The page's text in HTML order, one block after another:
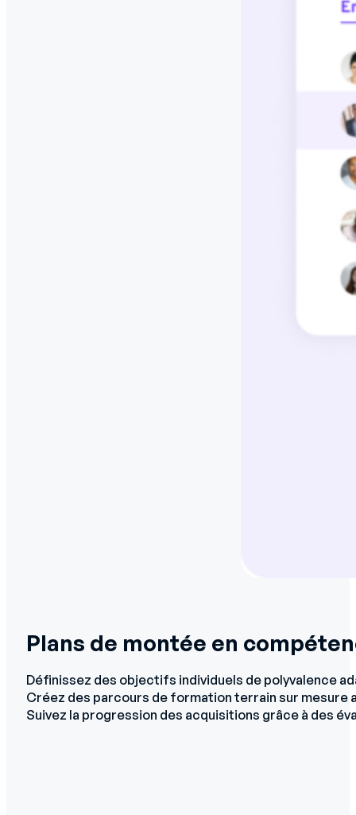
Plans de montée en
Définissez des objectifs individuels de polyvalence
Créez des parcours de formation terrain sur mesure
Suivez la progression des acquisitions grâce à des